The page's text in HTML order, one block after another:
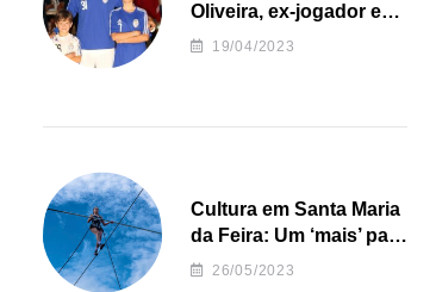
Oliveira, ex-jogador e
treinador da formação
19/04/2023
Cultura em Santa Maria
da Feira: Um ‘mais’ para
o Concelho
26/05/2023